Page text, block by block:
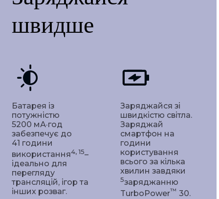
швидше
Батарея із
потужністю
5200 мА·год
забезпечує до
41 години
використання4, 15–
ідеально для
перегляду
трансляцій, ігор та
інших розваг.
Заряджайся зі
швидкістю світла.
Заряджай
смартфон на
години
користування
всього за кілька
хвилин завдяки
5заряджанню
TurboPower™ 30.